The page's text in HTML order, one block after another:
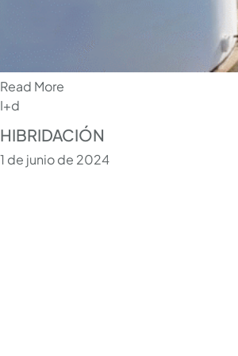
Read More
I+d
HIBRIDACIÓN
1 de junio de 2024